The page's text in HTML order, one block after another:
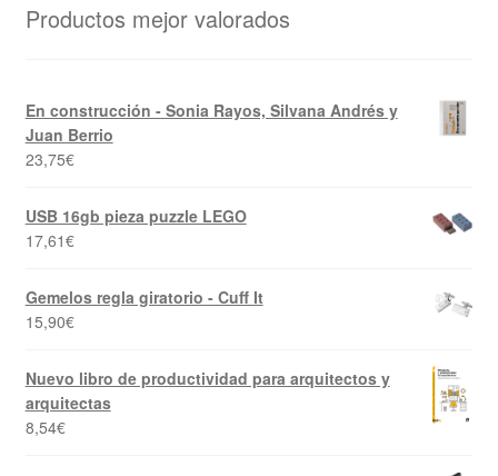
Productos mejor valorados
En construcción - Sonia Rayos, Silvana Andrés y
Juan Berrio
23,75€
USB 16gb pieza puzzle LEGO
17,61€
Gemelos regla giratorio - Cuff It
15,90€
Nuevo libro de productividad para arquitectos y
arquitectas
8,54€